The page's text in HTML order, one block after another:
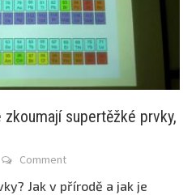
supertěžké prvky,
Comment
Jak v přírodě a jak je